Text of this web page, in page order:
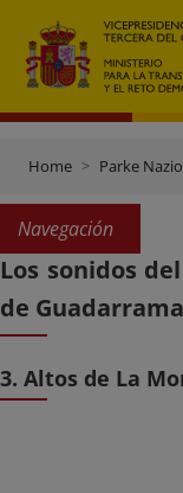
Home Parke
Navegación
Los sonidos
de Guadarrama
3. Altos de La